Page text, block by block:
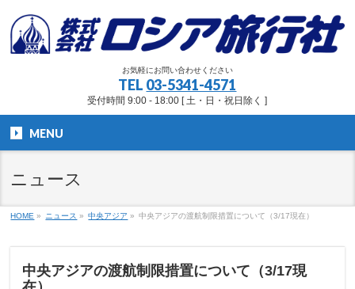
お気軽にお問い合わせください
TEL 03-5341-4571
受付時間 9:00 - 18:00 [ 土・日・祝日除く ]
MENU
ニュース
HOME » ニュース » 中央アジア » 中央アジアの渡航制限措置について（3/17現在）
中央アジアの渡航制限措置について（3/17現